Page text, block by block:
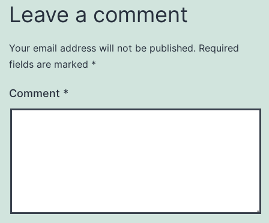
Leave a comment
Your email address will not be published. Required
fields are marked *
Comment *